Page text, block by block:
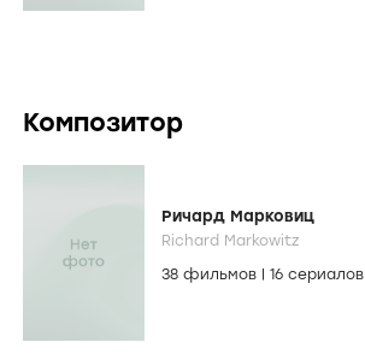
Композитор
Ричард Марковиц
Richard Markowitz
38 фильмов
16 сериалов